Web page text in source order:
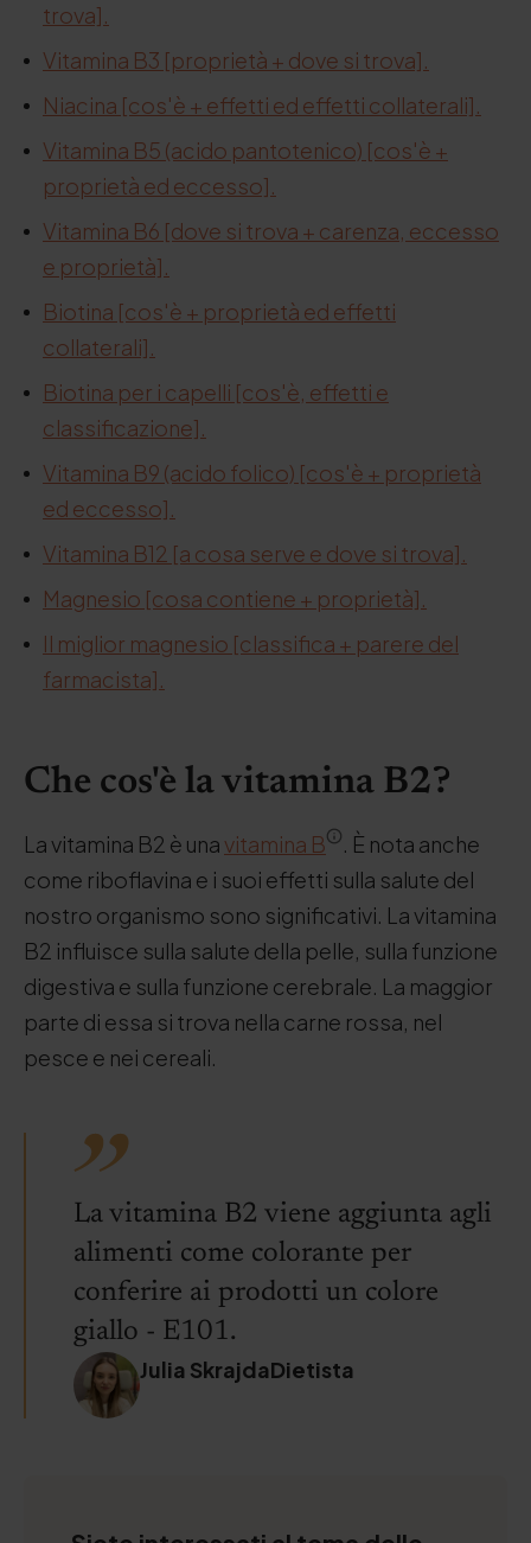
trova].
Vitamina B3 [proprietà + dove si trova].
Niacina [cos'è + effetti ed effetti collaterali].
Vitamina B5 (acido pantotenico) [cos'è +
proprietà ed eccesso].
Vitamina B6 [dove si trova + carenza, eccesso
e proprietà].
Biotina [cos'è + proprietà ed effetti
collaterali].
Biotina per i capelli [cos'è, effetti e
classificazione].
Vitamina B9 (acido folico) [cos'è + proprietà
ed eccesso].
Vitamina B12 [a cosa serve e dove si trova].
Magnesio [cosa contiene + proprietà].
Il miglior magnesio [classifica + parere del
farmacista].
Che cos'è la vitamina B2?
La vitamina B2 è una vitamina B
. È nota anche
come riboflavina e i suoi effetti sulla salute del
nostro organismo sono significativi. La vitamina
B2 influisce sulla salute della pelle, sulla funzione
digestiva e sulla funzione cerebrale. La maggior
parte di essa si trova nella carne rossa, nel
pesce e nei cereali.
La vitamina B2 viene aggiunta agli
alimenti come colorante per
conferire ai prodotti un colore
giallo - E101.
Julia SkrajdaDietista